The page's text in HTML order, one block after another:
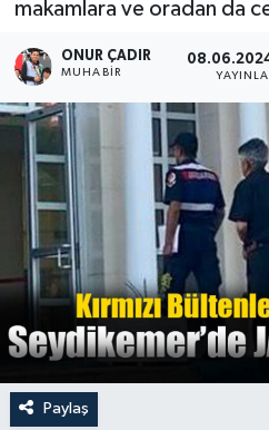
makamlara ve oradan da
ONUR ÇADIR
MUHABİR
Paylaş